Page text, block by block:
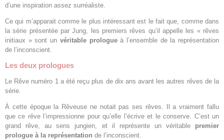
d’une inspiration assez surréaliste.
Ce qui m’apparait comme le plus intéressant est le fait que, comme dans
la série présentée par Jung, les premiers rêves qu’il appelle les « rêves
initiaux » sont un véritable prologueà l’ensemble de la représentation
de l’inconscient.
Les deux prologues
Le Rêve numéro 1 a été reçu plus de dix ans avant les autres rêves de la
série.
À cette époque la Rêveuse ne notait pas ses rêves. Il a vraiment fallu
que ce rêve l’impressionne pour qu’elle l’écrive et le conserve. C’est un
grand rêve, au sens jungien, et il représente un véritable premier
prologue à la représentation de l’inconscient.